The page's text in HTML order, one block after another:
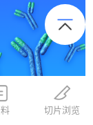
切片浏览